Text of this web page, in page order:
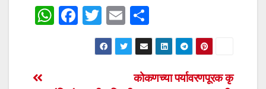
W
F
T
wi
tt
E
m
ail
h
ar
e
Post
कोकणच्या पर्यावरणपूरक कृ